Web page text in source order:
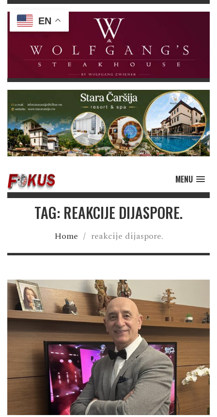
MENU
TAG: REAKCIJE DIJASPORE.
Home / reakcije dijaspore.
EN